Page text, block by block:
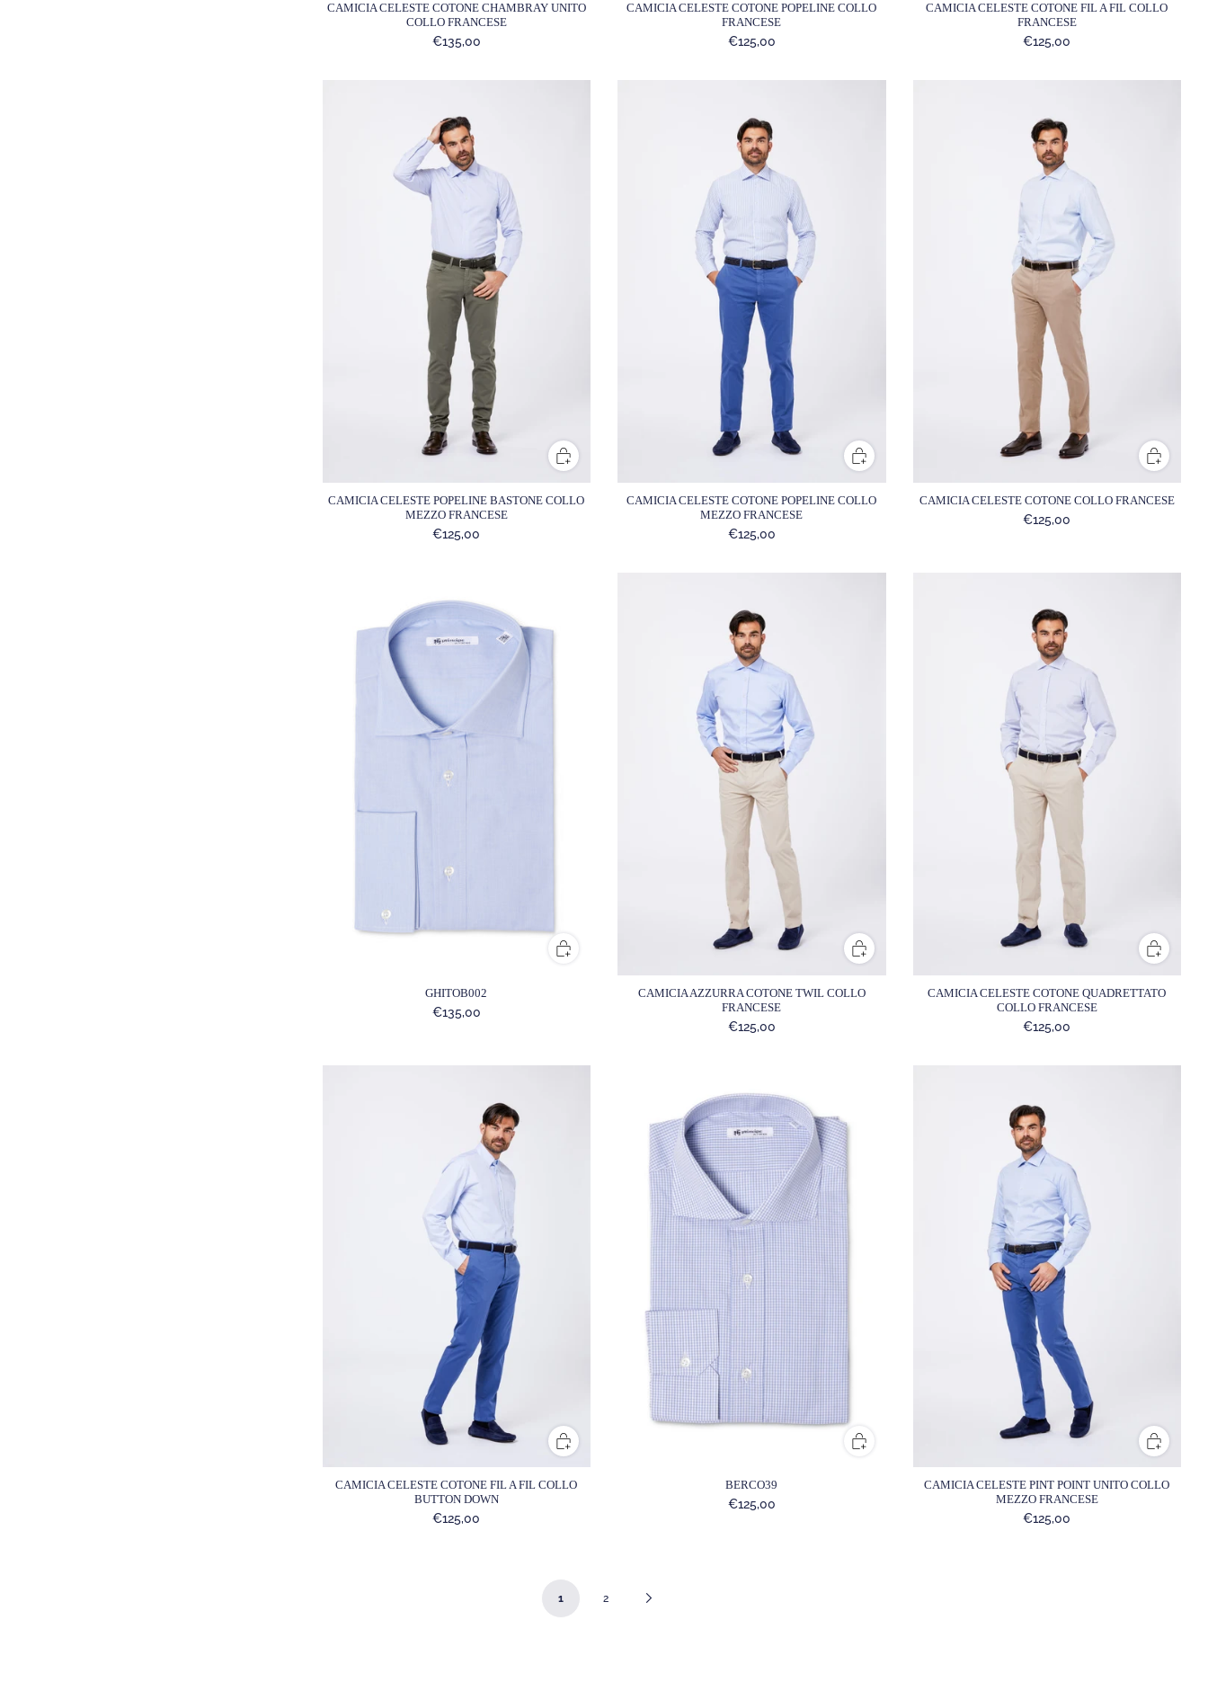
CAMICIA CELESTE COTONE CHAMBRAY UNITO
COLLO FRANCESE
€135,00
CAMICIA CELESTE COTONE POPELINE COLLO
FRANCESE
€125,00
CAMICIA CELESTE COTONE FIL A FIL COLLO
FRANCESE
€125,00
CAMICIA CELESTE POPELINE BASTONE COLLO
MEZZO FRANCESE
€125,00
CAMICIA CELESTE COTONE POPELINE COLLO
MEZZO FRANCESE
€125,00
CAMICIA CELESTE COTONE COLLO FRANCESE
€125,00
GHITOB002
€135,00
CAMICIA AZZURRA COTONE TWIL COLLO
FRANCESE
€125,00
CAMICIA CELESTE COTONE QUADRETTATO
COLLO FRANCESE
€125,00
CAMICIA CELESTE COTONE FIL A FIL COLLO
BUTTON DOWN
€125,00
BERCO39
€125,00
CAMICIA CELESTE PINT POINT UNITO COLLO
MEZZO FRANCESE
€125,00
1 2